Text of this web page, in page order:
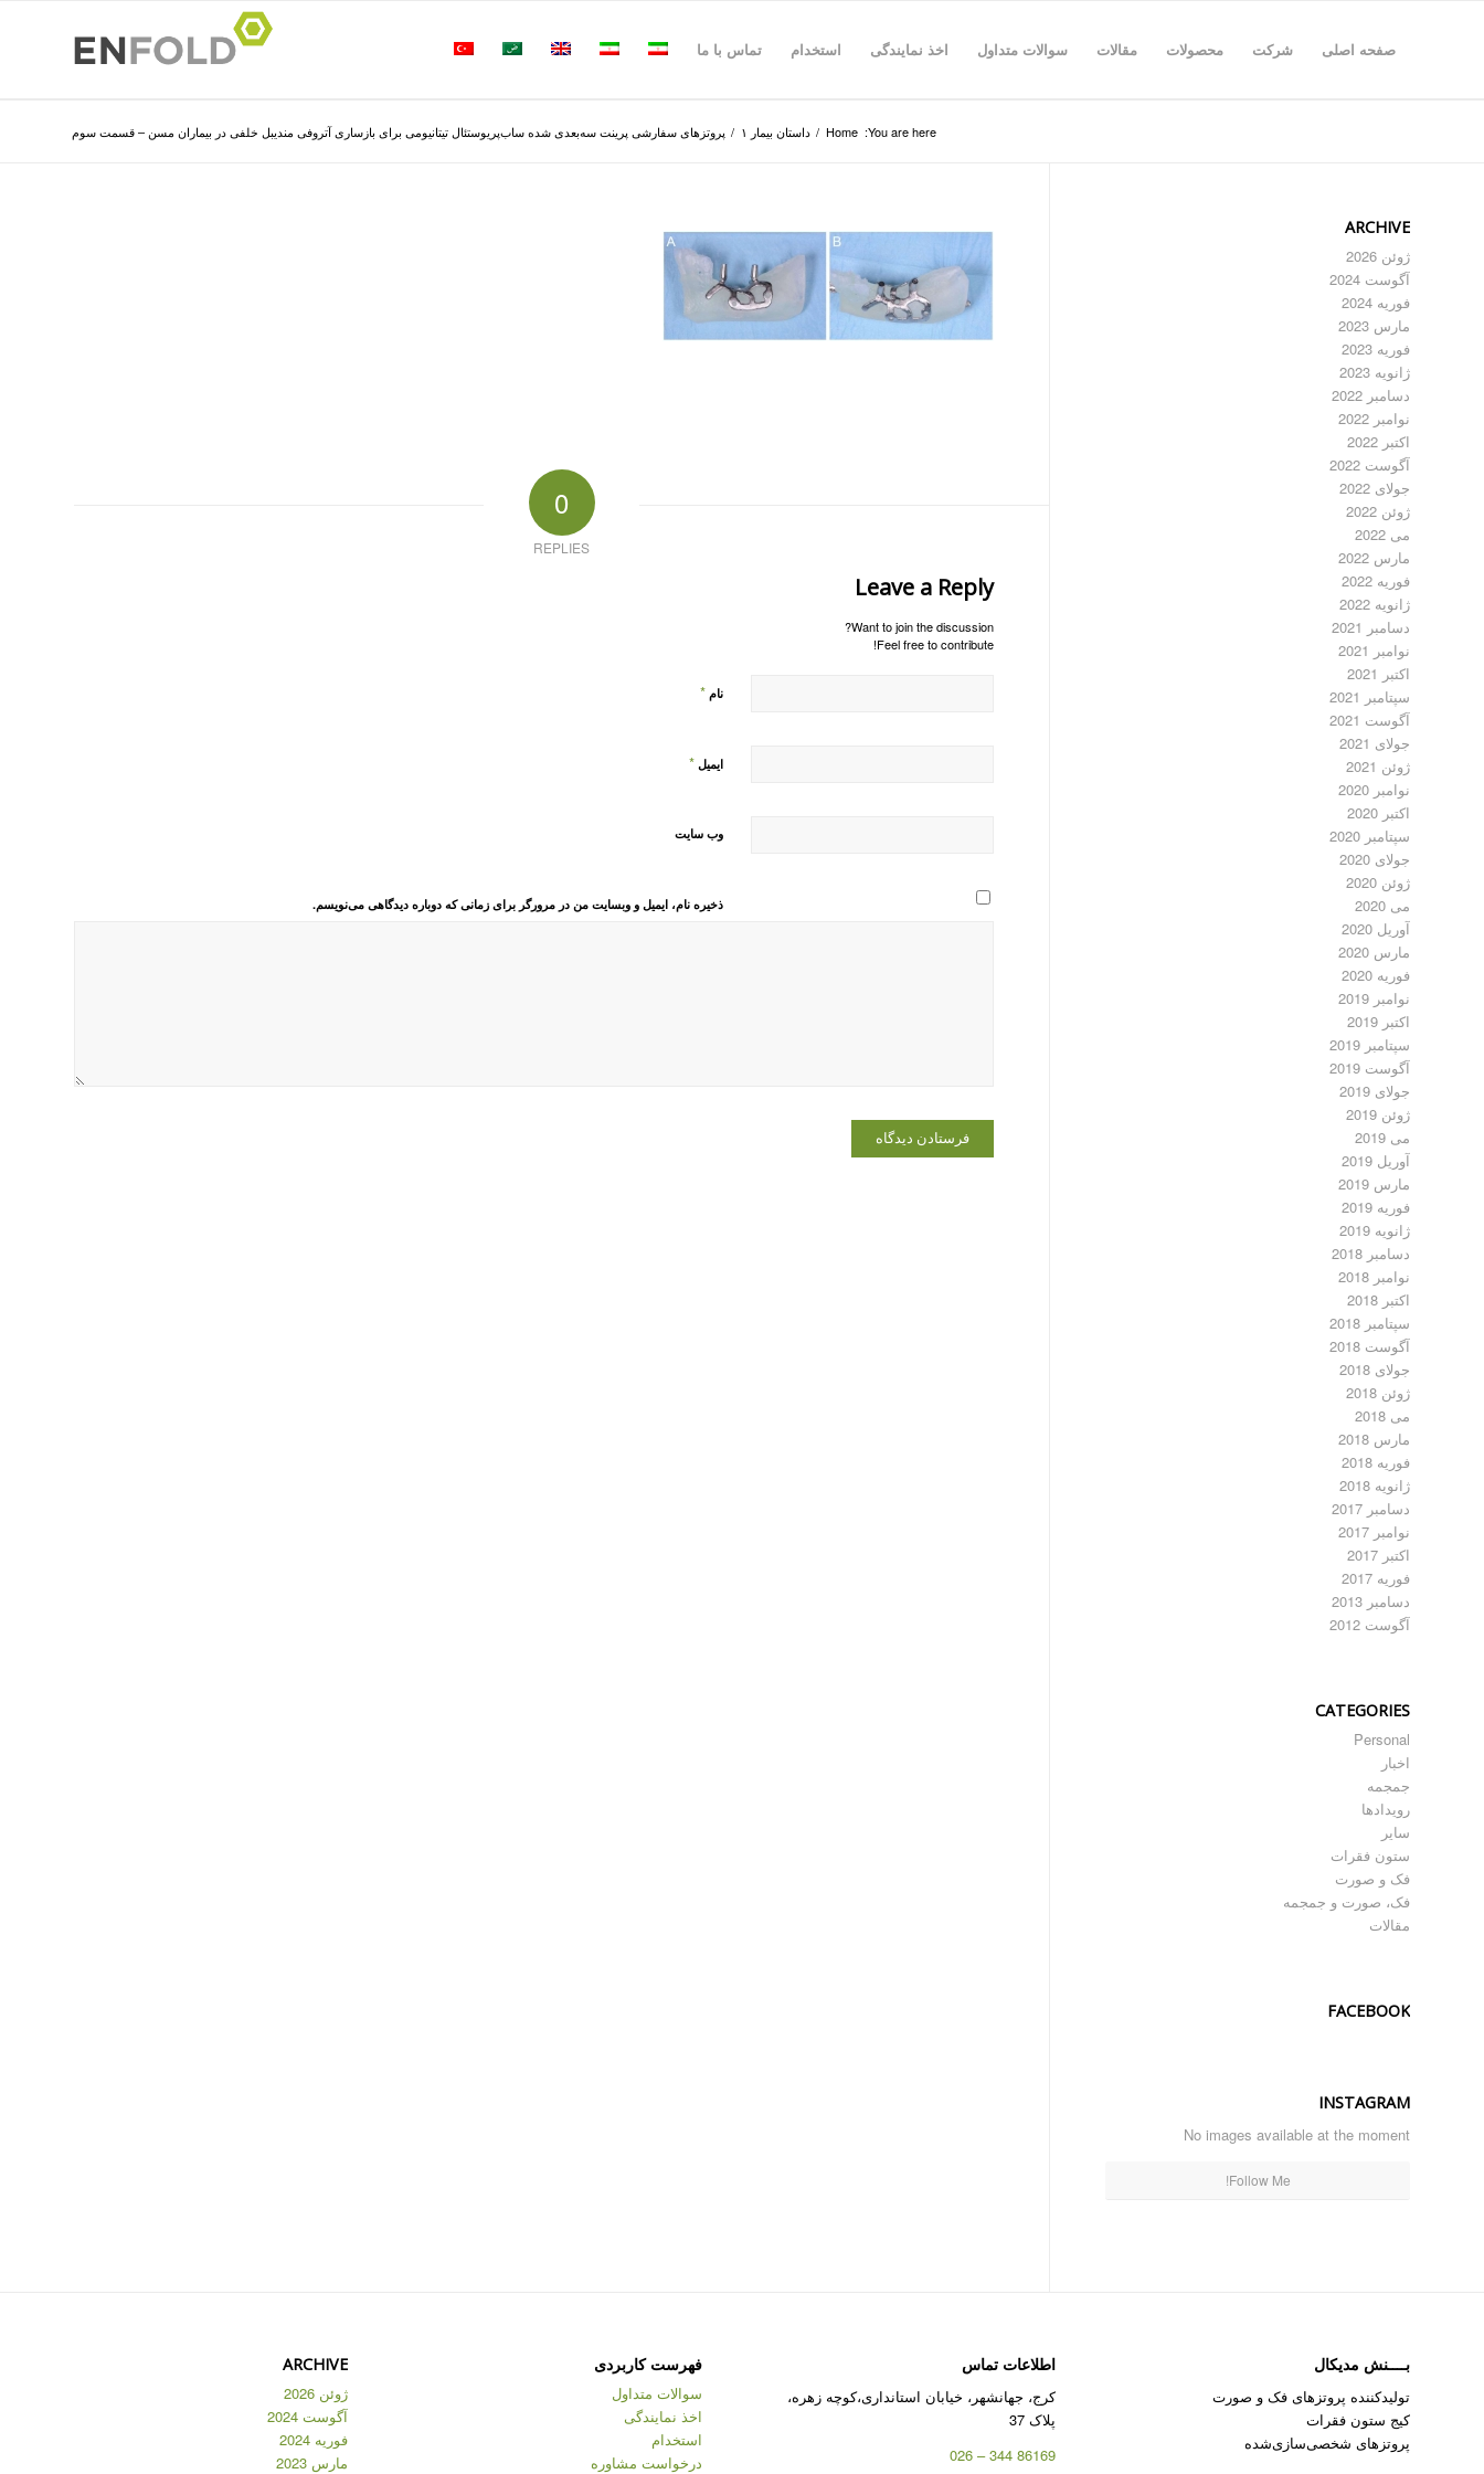
صفحه اصلی شرکت محصولات مقالات سوالات متداول اخذ نمایندگی استخدام تماس با ما
You are here:
Home
/ داستان بیمار ۱ / پروتز‌های سفارشی پرینت سه‌بعدی شده ساب‌پریوستئال تیتانیومی برای بازساری آتروفی مندیبل خلفی در بیماران مسن – قسمت سوم
0
REPLIES
Leave a Reply
Want to join the discussion?
Feel free to contribute!
نام *
ایمیل *
وب‌ سایت
ذخیره نام، ایمیل و وبسایت من در مرورگر برای زمانی که دوباره دیدگاهی می‌نویسم.
ARCHIVE
ژوئن 2026
آگوست 2024
فوریه 2024
مارس 2023
فوریه 2023
ژانویه 2023
دسامبر 2022
نوامبر 2022
اکتبر 2022
آگوست 2022
جولای 2022
ژوئن 2022
می 2022
مارس 2022
فوریه 2022
ژانویه 2022
دسامبر 2021
نوامبر 2021
اکتبر 2021
سپتامبر 2021
آگوست 2021
جولای 2021
ژوئن 2021
نوامبر 2020
اکتبر 2020
سپتامبر 2020
جولای 2020
ژوئن 2020
می 2020
آوریل 2020
مارس 2020
فوریه 2020
نوامبر 2019
اکتبر 2019
سپتامبر 2019
آگوست 2019
جولای 2019
ژوئن 2019
می 2019
آوریل 2019
مارس 2019
فوریه 2019
ژانویه 2019
دسامبر 2018
نوامبر 2018
اکتبر 2018
سپتامبر 2018
آگوست 2018
جولای 2018
ژوئن 2018
می 2018
مارس 2018
فوریه 2018
ژانویه 2018
دسامبر 2017
نوامبر 2017
اکتبر 2017
فوریه 2017
دسامبر 2013
آگوست 2012
CATEGORIES
Personal
اخبار
جمجمه
رویدادها
سایر
ستون فقرات
فک و صورت
فک، صورت و جمجمه
مقالات
FACEBOOK
INSTAGRAM
No images available at the moment
Follow Me!
بــــنش مدیکال
تولیدکننده پروتزهای فک و صورت
کیج ستون فقرات
پروتزهای شخصی‌سازی‌شده
اطلاعات تماس
کرج، جهانشهر، خیابان استانداری،کوچه زهره،
پلاک 37
86169 344 – 026
فهرست کاربردی
سوالات متداول
اخذ نمایندگی
استخدام
درخواست مشاوره
ARCHIVE
ژوئن 2026
آگوست 2024
فوریه 2024
مارس 2023